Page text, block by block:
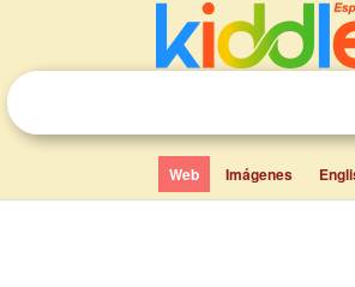
Web Imágenes